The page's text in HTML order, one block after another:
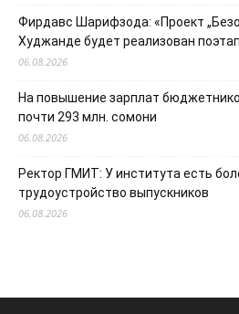
Фирдавс Шарифзода: «Проект
Худжанде будет реализован
06.08.2026
На повышение зарплат
почти 293 млн. сомони
06.08.2026
Ректор ГМИТ: У института есть
трудоустройство выпускников
06.08.2026